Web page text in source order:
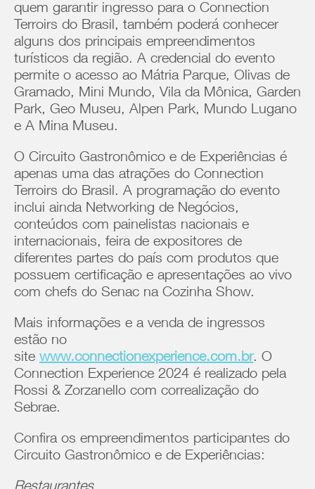
quem garantir ingresso para o Connection
Terroirs do Brasil, também poderá conhecer
alguns dos principais empreendimentos
turísticos da região. A credencial do evento
permite o acesso ao Mátria Parque, Olivas de
Gramado, Mini Mundo, Vila da Mônica, Garden
Park, Geo Museu, Alpen Park, Mundo Lugano
e A Mina Museu.
O Circuito Gastronômico e de Experiências é
apenas uma das atrações do Connection
Terroirs do Brasil. A programação do evento
inclui ainda Networking de Negócios,
conteúdos com painelistas nacionais e
internacionais, feira de expositores de
diferentes partes do país com produtos que
possuem certificação e apresentações ao vivo
com chefs do Senac na Cozinha Show.
Mais informações e a venda de ingressos
estão no
site www.connectionexperience.com.br. O
Connection Experience 2024 é realizado pela
Rossi & Zorzanello com correalização do
Sebrae.
Confira os empreendimentos participantes do
Circuito Gastronômico e de Experiências: